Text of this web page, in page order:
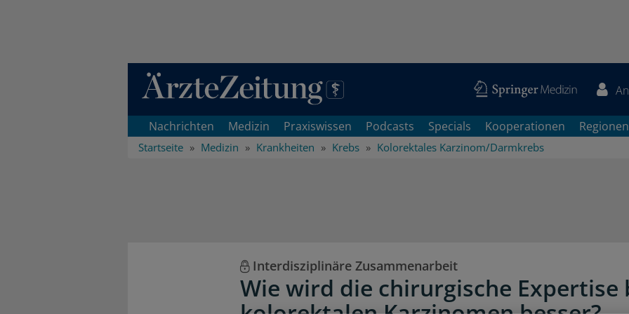
Direkt zum Inhaltsbereich
Nachrichten Medizin Praxiswissen Podcasts Specials Kooperationen Regionen
Startseite Medizin Krankheiten Krebs Kolorektales Karzinom/Darmkrebs
Interdisziplinäre Zusammenarbeit
Wie wird die chirurgische Expertise